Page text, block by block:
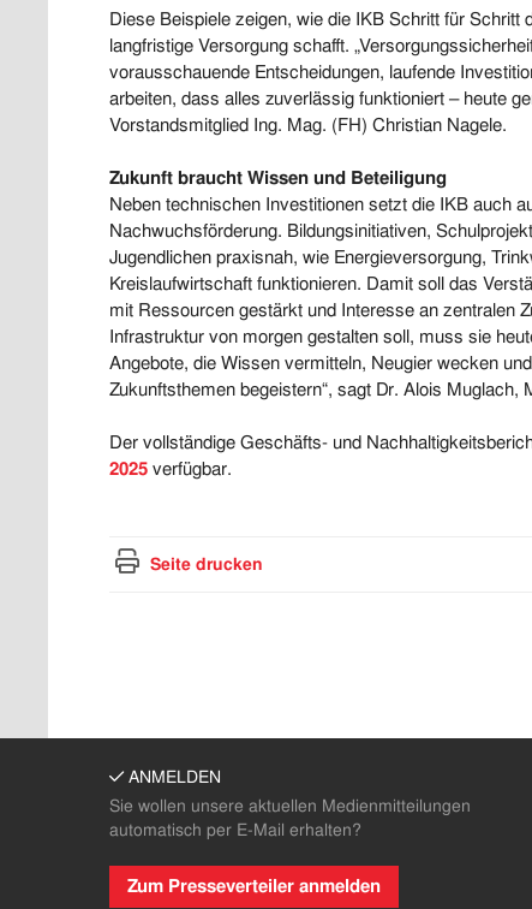
Diese Beispiele zeigen, wie die IKB Schritt für Schritt
langfristige Versorgung schafft.
vorausschauende Entscheidungen, laufende
arbeiten, dass alles zuverlässig funktioniert – heute
Vorstandsmitglied Ing. Mag. (FH) Christian Nagele.
Zukunft braucht Wissen und Beteiligung
Neben technischen Investitionen setzt die IKB auch
Nachwuchsförderung. Bildungsinitiativen,
Jugendlichen praxisnah, wie Energieversorgung,
Kreislaufwirtschaft funktionieren. Damit soll das
mit Ressourcen gestärkt und Interesse an zentralen
Infrastruktur von morgen gestalten soll, muss sie
Angebote, die Wissen vermitteln, Neugier wecken
Zukunftsthemen begeistern“, sagt Dr. Alois Muglach,
Der vollständige Geschäfts- und
2025 verfügbar.
Seite drucken
ANMELDEN
Sie wollen unsere aktuellen Medienmitteilungen
automatisch per E-Mail erhalten?
Zum Presseverteiler anmelden